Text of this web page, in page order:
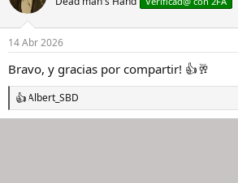
14 Abr 2026
Bravo, y gracias por compartir! 👍🥂
R
e
Albert_SBD